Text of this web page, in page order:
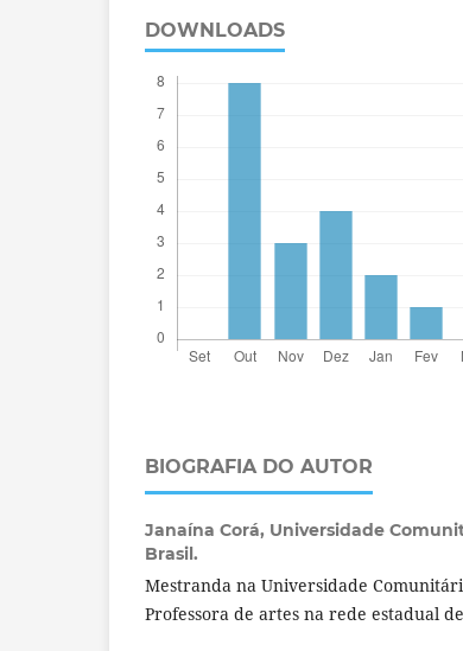
DOWNLOADS
BIOGRAFIA DO AUTOR
Janaína Corá, Universidade
Brasil.
Mestranda na Universidade
Professora de artes na rede estadual